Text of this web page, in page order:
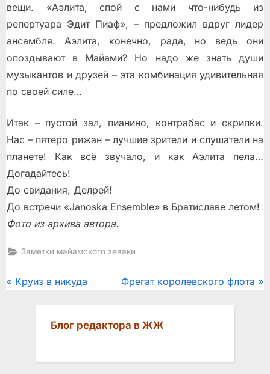
вещи. «Аэлита, спой с нами что-нибудь из
репертуара Эдит Пиаф», – предложил вдруг лидер
ансамбля. Аэлита, конечно, рада, но ведь они
опоздывают в Майами? Но надо же знать души
музыкантов и друзей – эта комбинация удивительная
по своей силе…
Итак – пустой зал, пианино, контрабас и скрипки.
Нас – пятеро рижан – лучшие зрители и слушатели на
планете! Как всё звучало, и как Аэлита пела…
Догадайтесь!
До свидания, Делрей!
До встречи «Janoska Ensemble» в Братиславе летом!
Фото из архива автора.
Заметки майамского зеваки
Post
P
Круиз в никуда
N
t
o
Фрегат королевского флота
Блог редактора в ЖЖ